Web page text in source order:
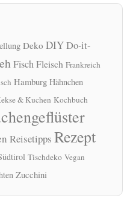
Deko DIYDo-it-
FischFleisch Frankreich
Hamburg Hähnchen
& Kuchen Kochbuch
Reisetipps Rezept
Tischdeko Vegan
Zucchini